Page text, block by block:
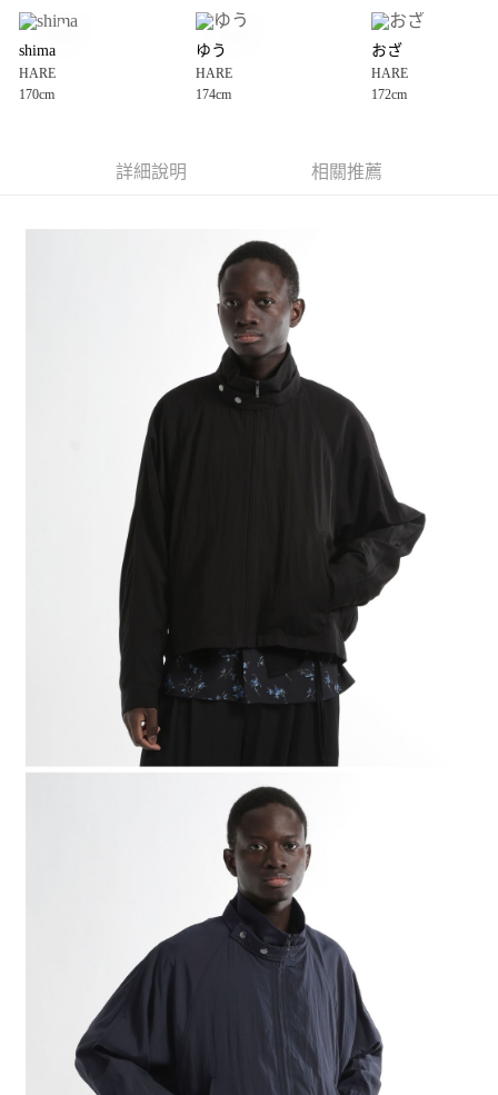
大哥付你分期
1.本服務由台灣大哥大提供，台灣大哥大用戶可立即使用無須另外申請。
2.付款方式選擇「大哥付你分期」，訂單成立後會自動跳轉到大哥付的交易
3.實際核准額度、可分期數及費用金額請依後續交易確認頁面所載為準。
4.訂單成立30分鐘內，如未前往確認交易或遇審核未通過，訂單將自動取
1.分期款項不併入電信帳單，「大哥付你分期」於每月結算日後寄送繳費提
2.透過簡訊連結打開帳單後，可選擇「超商條碼／台灣大直營門市／銀行轉
帳／街口支付／iPASS MONEY」等通路繳費。
1.本服務係由「台灣大哥大股份有限公司」（以下簡稱本公司）所提供，讓
用戶於交易時，得透過本服務購買商品或服務，並由商店將買賣／分期付款
買賣價金債權讓與本公司後，依約使用本公司帳單繳交帳款。
2.基於同意付款使用「大哥付你分期」之契約關係目的，商店將以您的個人
資料（包含姓名、電話或地址）提供予台灣大哥大進項蒐集、處理及利用，
由本公司與您本人進行分期帳單所需資料之確認、核對及更正。
3.完整用戶服務條款，請詳閱以下連結：
https://oppay.tw/userRule
AFTEE先享後付
３．安心：先確認商品／服務後，再付款。
【「AFTEE先享後付」結帳流程】
１．於結帳方式選擇「AFTEE先享後付」後，將跳轉至「AFTEE先享後付」
結帳頁面，進行簡訊認證並確認金額後，即可完成結帳。
２．訂單成立數日內，您將收到繳費通知簡訊。
３．收到繳費通知簡訊後14天內，點擊此簡訊中的連結，可透過四大超商／
ATM／網路銀行／等多元方式進行付款，方視為交易完成。
※ 請注意：結帳手續完成當下不需立刻繳費，但若您需要取消訂單，請聯絡
購買商品的店家。未經商家同意取消之訂單仍視為有效，需透過AFTEE先享
後付繳納相關費用。
※ 交易是否成功請以「AFTEE先享後付 」之結帳頁面顯示為準，若有關於
是否繳費成功／繳費後需取消欲退款等相關疑問，請聯繫「AFTEE先享後付
https://netprotections.freshdesk.com/support/home
１．透過由恩沛科技股份有限公司提供之「AFTEE先享後付」服務完成之交
易，需依本服務之必要範圍內提供個人資料，並將交易相關給付款項請求債
權轉讓予恩沛科技股份有限公司。
２．關於個人資料處理事宜，請瀏覽以下網址：
https://aftee.tw/terms/#terms3
３．未成年的使用者請事先徵得法定代理人或監護人之同意方可使用
「AFTEE先享後付」，若未經同意申辦者引起之損失，本公司不負相關責
４．使用「AFTEE先享後付」時，將依據個別帳號之用戶狀況，依本公司即
時審查核予不同之上限額度；若仍有額度不足之情形，本公司將視審查結果
請求用戶進行身份認證。
５．嚴禁一人註冊多個帳號或使用他人資訊註冊。若發現惡意使用之情形，
恩沛科技股份有限公司將有權停止該用戶之使用額度並採取法律行動。
每筆NT$80，滿NT$1,500(含以上)免運費
每筆NT$80，滿NT$1,500(含以上)免運費
每筆NT$80，滿NT$1,500(含以上)免運費
每筆NT$80，滿NT$1,500(含以上)免運費
每筆NT$80，滿NT$1,500(含以上)免運費
shima
HARE
170cm
ゆう
HARE
174cm
おざ
HARE
172cm
詳細說明 相關推薦